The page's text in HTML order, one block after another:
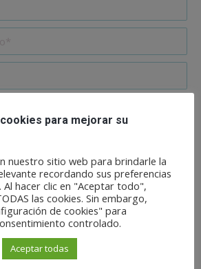
and website in this browser for the next
para reducir el spam.Aprende
los datos de tus comentarios.
para mejorar su
nuestro sitio web para brindarle la
recordando sus preferencias
Al hacer clic en "Aceptar todo",
las cookies. Sin embargo,
de cookies" para
controlado.
Aceptar todas